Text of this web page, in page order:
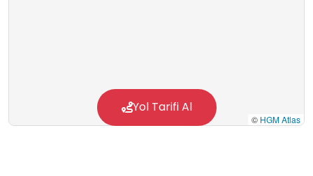
© HGM Atlas
Yol Tarifi Al